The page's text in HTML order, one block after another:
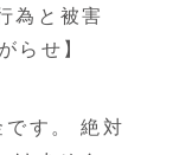
為と被害
らせ】
す。 絶対